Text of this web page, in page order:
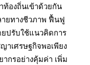
องถิ่นเข้าด้วยกัน
ายทางชีวภาพ ฟื้นฟู
ปรับใช้แนวคิดการ
าเศรษฐกิจพอเพียง
ากรอย่างคุ้มค่า เพิ่ม